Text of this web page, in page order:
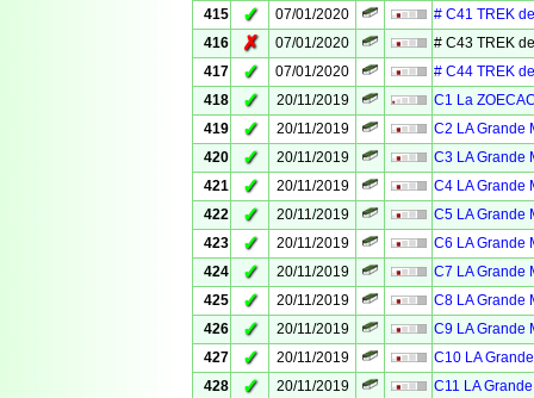
415
✓ 07/01/2020
# C41 TREK
416
✗ 07/01/2020
# C43 TREK
417
✓ 07/01/2020
# C44 TREK
418
✓ 20/11/2019
C1 La
419
✓ 20/11/2019
C2 LA Grande
420
✓ 20/11/2019
C3 LA Grande
421
✓ 20/11/2019
C4 LA Grande
422
✓ 20/11/2019
C5 LA Grande
423
✓ 20/11/2019
C6 LA Grande
424
✓ 20/11/2019
C7 LA Grande
425
✓ 20/11/2019
C8 LA Grande
426
✓ 20/11/2019
C9 LA Grande
427
✓ 20/11/2019
C10 LA
428
✓ 20/11/2019 C11 LA